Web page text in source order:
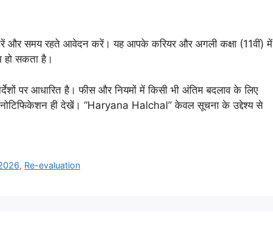
और समय रहते आवेदन करें। यह आपके करियर और अगली कक्षा (11वीं) में
हो सकता है।
निर्देशों पर आधारित है। फीस और नियमों में किसी भी अंतिम बदलाव के लिए
ही देखें। “Haryana Halchal” केवल सूचना के उद्देश्य से
, Re-evaluation